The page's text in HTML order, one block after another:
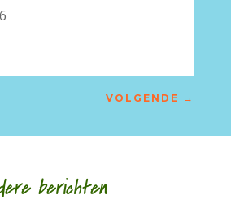
VOLGENDE →
berichten